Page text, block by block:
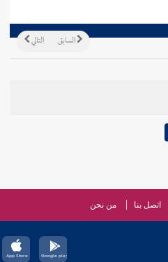
التالي السابق
اتصل بنا من نحن